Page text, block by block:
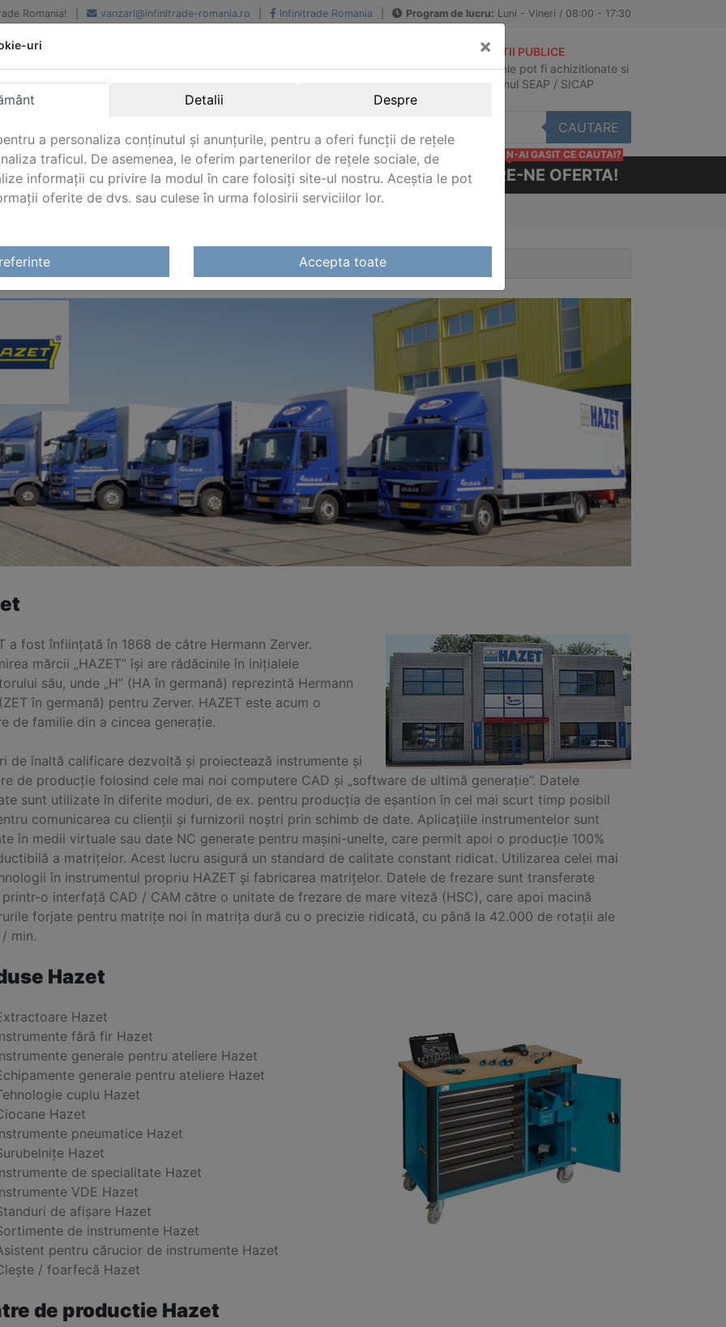
Romania! vanzari@infinitrade-romania.ro Infinitrade Romania Program de lucru: Luni - Vineri / 08:00 - 17:30
renume
National si international
Livrari din stoc intern sau
ACHIZITII PUBLICE
Produsele pot fi achizitionate si
in sistemul SEAP / SICAP
CAUTARE
CERE-NE OFERTA!
N-AI GASIT CE CAUTAI?
a fost înființată în 1868 de către Hermann Zerver.
mărcii „HAZET” își are rădăcinile în inițialele
său, unde „H” (HA în germană) reprezintă Hermann
în germană) pentru Zerver. HAZET este acum o
de familie din a cincea generație.
de înaltă calificare dezvoltă și proiectează instrumente și
de producție folosind cele mai noi computere CAD și „software de ultimă generație”. Datele
sunt utilizate în diferite moduri, de ex. pentru producția de eșantion în cel mai scurt timp posibil
comunicarea cu clienții și furnizorii noștri prin schimb de date. Aplicațiile instrumentelor sunt
în medii virtuale sau date NC generate pentru mașini-unelte, care permit apoi o producție 100%
a matrițelor. Acest lucru asigură un standard de calitate constant ridicat. Utilizarea celei mai
în instrumentul propriu HAZET și fabricarea matrițelor. Datele de frezare sunt transferate
o interfață CAD / CAM către o unitate de frezare de mare viteză (HSC), care apoi macină
forjate pentru matrițe noi în matrița dură cu o precizie ridicată, cu până la 42.000 de rotații ale
min.
Hazet
Hazet
fără fir Hazet
generale pentru ateliere Hazet
generale pentru ateliere Hazet
cuplu Hazet
Hazet
pneumatice Hazet
Hazet
de specialitate Hazet
VDE Hazet
de afișare Hazet
de instrumente Hazet
pentru cărucior de instrumente Hazet
/ foarfecă Hazet
de productie Hazet
uri ×
Detalii Despre
a personaliza conținutul și anunțurile, pentru a oferi funcții de rețele
traficul. De asemenea, le oferim partenerilor de rețele sociale, de
informații cu privire la modul în care folosiți site-ul nostru. Aceștia le pot
oferite de dvs. sau culese în urma folosirii serviciilor lor.
Accepta toate